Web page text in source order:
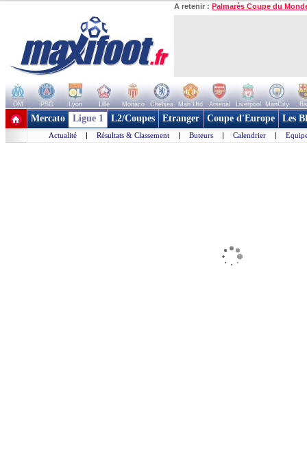
A retenir : Palmarès Coupe du
OM PSG Lyon Lille Monaco Chelsea Man Utd Arsenal Liverpool ManCity
+ de clubs
Mercato Ligue 1 L2/Coupes Etranger Coupe d'Europe Les
Actualité | Résultats & Classement | Buteurs | Calendrier |